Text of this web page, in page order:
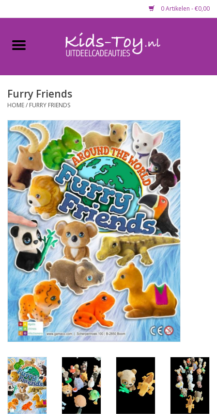
0 Artikelen - €0,00
Home
Gevulde capsules & mixen
Maandaanbieding
Koopjeshoek
Lege capsules
Speelgoedautomaten
Speelgoedpakketten
Gevulde capsules & mixen
32/35 mm
Klein speelgoed
Snoep / kauwgomballen
Furry Friends
HOME/ FURRY FRIENDS